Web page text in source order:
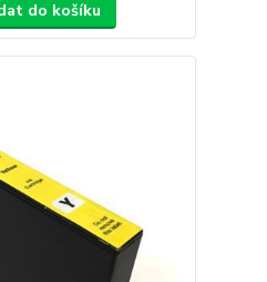
do košíku